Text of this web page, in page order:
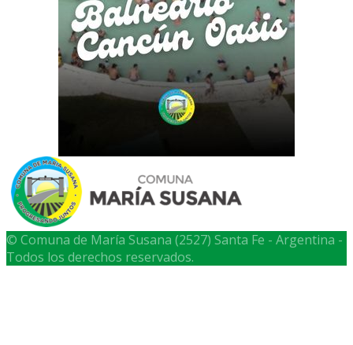
© Comuna de María Susana (2527) Santa Fe - Argentina -
Todos los derechos reservados.